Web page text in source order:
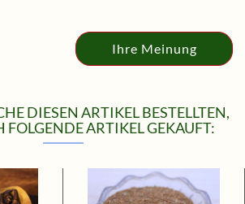
Ihre Meinung
DIESEN ARTIKEL BESTELLTEN,
FOLGENDE ARTIKEL GEKAUFT: